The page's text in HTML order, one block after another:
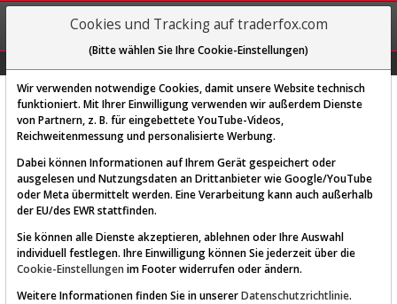
REGIS-
TRIEREN
Diese Funktion ist nur für
AKTIEN-TERMINAL
Cookies und Tracking auf traderfox.com
(Bitte wählen Sie Ihre Cookie-Einstellungen)
Wir verwenden notwendige Cookies, damit unsere Website technisch
funktioniert. Mit Ihrer Einwilligung verwenden wir außerdem Dienste
von Partnern, z. B. für eingebettete YouTube-Videos,
Reichweitenmessung und personalisierte Werbung.
Dabei können Informationen auf Ihrem Gerät gespeichert oder
ausgelesen und Nutzungsdaten an Drittanbieter wie Google/YouTube
oder Meta übermittelt werden. Eine Verarbeitung kann auch außerhalb
der EU/des EWR stattfinden.
Sie können alle Dienste akzeptieren, ablehnen oder Ihre Auswahl
individuell festlegen. Ihre Einwilligung können Sie jederzeit über die
Cookie-Einstellungen im Footer widerrufen oder ändern.
Weitere Informationen finden Sie in unsererDatenschutzrichtlinie.